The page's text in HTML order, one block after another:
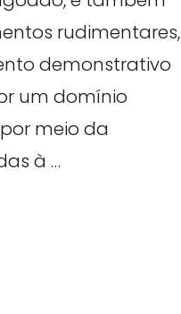
rudimentares,
demonstrativo
um domínio
meio da
à …